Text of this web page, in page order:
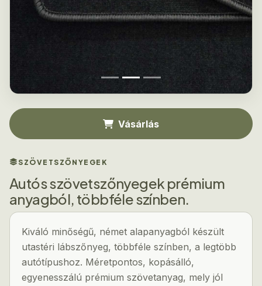
Vásárlás
SZÖVETSZŐNYEGEK
Autós szövetszőnyegek prémium
anyagból, többféle színben.
Kiváló minőségű, német alapanyagból készült
utastéri lábszőnyeg, többféle színben, a legtöbb
autótípushoz. Méretpontos, kopásálló,
egyenesszálú prémium szövetanyag, mely jól